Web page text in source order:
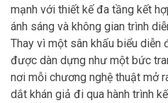
mạnh với thiết kế đa tầng kết
ánh sáng và không gian trình
Thay vì một sân khấu biểu diễn
được dàn dựng như một bức
nơi mỗi chương nghệ thuật mở
dắt khán giả đi qua hành trình